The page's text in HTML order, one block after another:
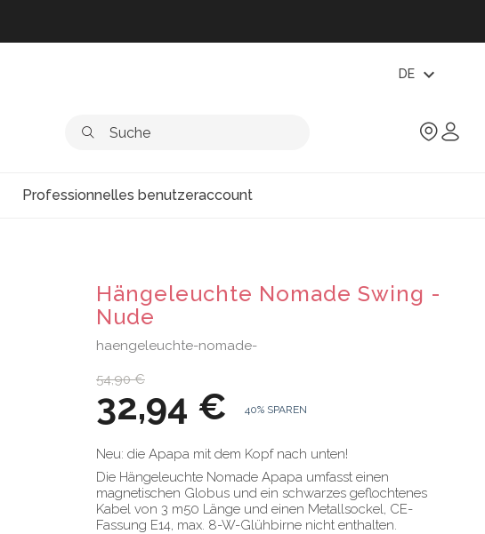
DE expand_more
Professionnelles benutzeraccount
Hängeleuchte Nomade Swing -
Nude
haengeleuchte-nomade-
54,90 €
32,94 € 40% SPAREN
Neu: die Apapa mit dem Kopf nach unten!
Die Hängeleuchte Nomade Apapa umfasst einen
magnetischen Globus und ein schwarzes geflochtenes
Kabel von 3 m50 Länge und einen Metallsockel, CE-
Fassung E14, max. 8-W-Glühbirne nicht enthalten.